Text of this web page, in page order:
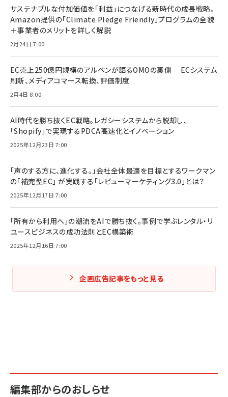
サステナブルな付加価値を「利益」につなげる新時代の成長戦略。
Amazon提供の「Climate Pledge Friendly」プログラムの全貌
＋事業者のメリットを詳しく解説
2月24日 7:00
EC売上250億円規模のアルペンが語るOMOの裏側 ―ECシステム
刷新、メディアコマース転換、評価制度
2月4日 8:00
AI時代を勝ち抜くEC戦略。レガシーシステムから脱却し、
「Shopify」で実現するPDCA高速化とイノベーション
2025年12月23日 7:00
「声のする方に、進化する。」会社全体最適を目標とするワークマン
の「補完型EC」 が実践する「レビューマーケティング3.0」とは？
2025年12月17日 7:00
「所有から利用へ」の潮流をAIで勝ち抜く。事例で学ぶレンタル・リ
ユースビジネスの成功法則とEC構築術
2025年12月16日 7:00
企画広告記事をもっと見る
編集部からのおしらせ